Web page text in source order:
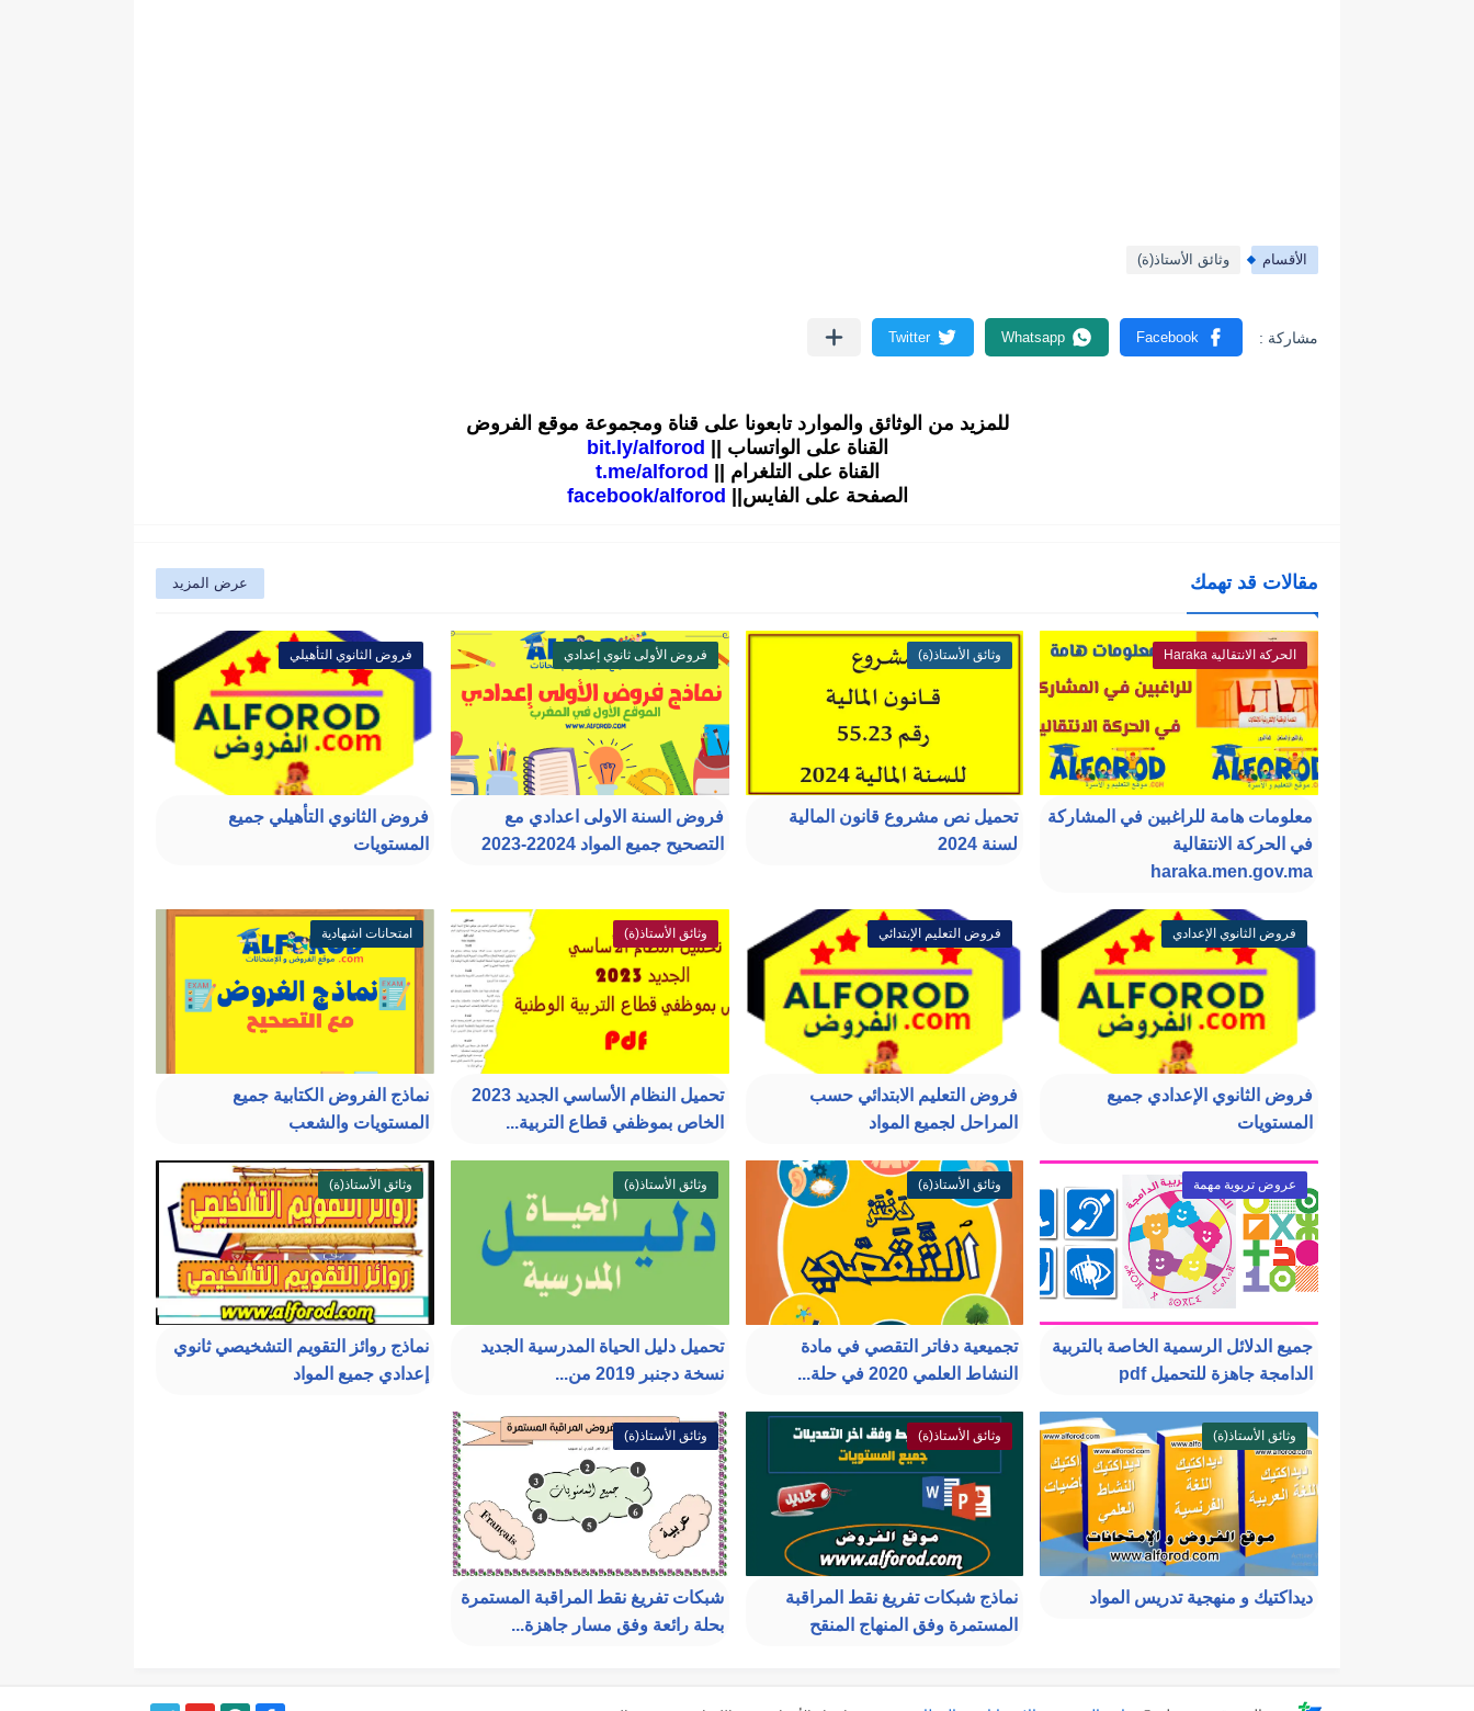
الأقسام وثائق الأستاذ(ة)
للمزيد من الوثائق والموارد تابعونا على قناة ومجموعة موقع الفروض
القناة على الواتساب ||
bit.ly/alforod
القناة على التلغرام ||
t.me/alforod
الصفحة على الفايس||
facebook/alforod
مقالات قد تهمك عرض المزيد
الحركة الانتقالية Haraka
معلومات هامة للراغبين في المشاركة
في الحركة الانتقالية
haraka.men.gov.ma
وثائق الأستاذ(ة)
تحميل نص مشروع قانون المالية
لسنة 2024
فروض الأولى ثانوي إعدادي
فروض السنة الاولى اعدادي مع
التصحيح جميع المواد 22024-2023
فروض الثانوي التأهيلي
فروض الثانوي التأهيلي جميع
المستويات
فروض الثانوي الإعدادي
فروض الثانوي الإعدادي جميع
المستويات
فروض التعليم الإبتدائي
فروض التعليم الابتدائي حسب
المراحل لجميع المواد
وثائق الأستاذ(ة)
تحميل النظام الأساسي الجديد 2023
الخاص بموظفي قطاع التربية...
امتحانات اشهادية
نماذج الفروض الكتابية جميع
المستويات والشعب
عروض تربوية مهمة
جميع الدلائل الرسمية الخاصة بالتربية
الدامجة جاهزة للتحميل pdf
وثائق الأستاذ(ة)
تجميعية دفاتر التقصي في مادة
النشاط العلمي 2020 في حلة...
وثائق الأستاذ(ة)
تحميل دليل الحياة المدرسية الجديد
نسخة دجنبر 2019 من...
وثائق الأستاذ(ة)
نماذج روائز التقويم التشخيصي ثانوي
إعدادي جميع المواد
وثائق الأستاذ(ة)
ديداكتيك و منهجية تدريس المواد
وثائق الأستاذ(ة)
نماذج شبكات تفريغ نقط المراقبة
المستمرة وفق المنهاج المنقح
وثائق الأستاذ(ة)
شبكات تفريغ نقط المراقبة المستمرة
بحلة رائعة وفق مسار جاهزة...